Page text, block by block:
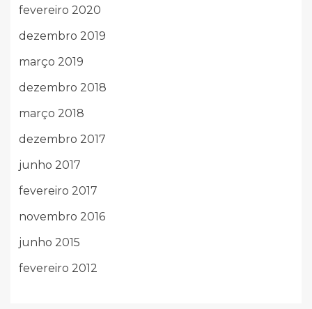
fevereiro 2020
dezembro 2019
março 2019
dezembro 2018
março 2018
dezembro 2017
junho 2017
fevereiro 2017
novembro 2016
junho 2015
fevereiro 2012